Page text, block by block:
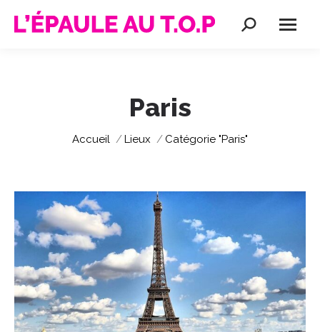
Recherche
Paris
Vous êtes ici :
Accueil Lieux Catégorie "Paris"